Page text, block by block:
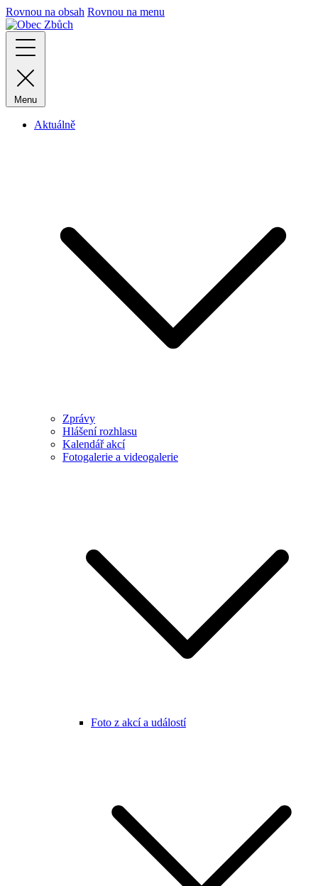
Rovnou na obsah Rovnou na menu
Menu
Aktuálně
Zprávy
Hlášení rozhlasu
Kalendář akcí
Fotogalerie a videogalerie
Foto z akcí a událostí